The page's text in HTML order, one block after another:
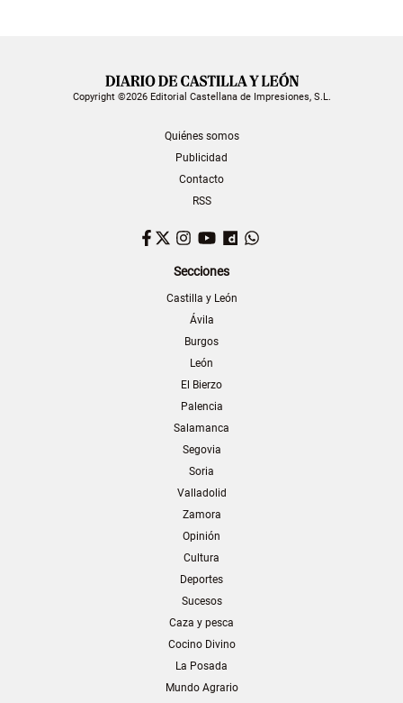
Copyright ©2026 Editorial Castellana de Impresiones, S.L.
Quiénes somos
Publicidad
Contacto
RSS
Facebook
TwitterInstagram
YouTubeDailymotion
Secciones
Castilla y León
Ávila
Burgos
León
El Bierzo
Palencia
Salamanca
Segovia
Soria
Valladolid
Zamora
Opinión
Cultura
Deportes
Sucesos
Caza y pesca
Cocino Divino
La Posada
Mundo Agrario